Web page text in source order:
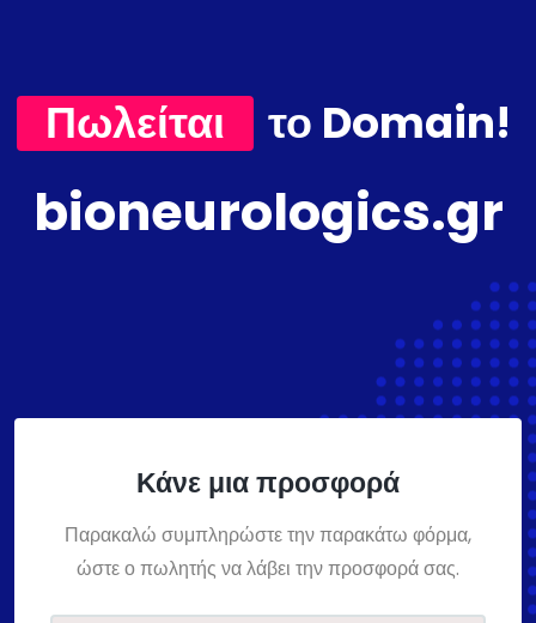
Πωλείται το Domain!
bioneurologics.gr
Κάνε μια προσφορά
Παρακαλώ συμπληρώστε την παρακάτω φόρμα,
ώστε ο πωλητής να λάβει την προσφορά σας.